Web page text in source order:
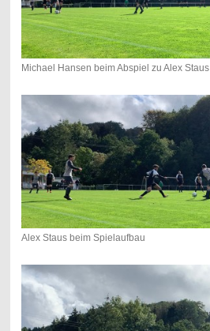
Michael Hansen beim Abspiel zu Alex Staus
Alex Staus beim Spielaufbau